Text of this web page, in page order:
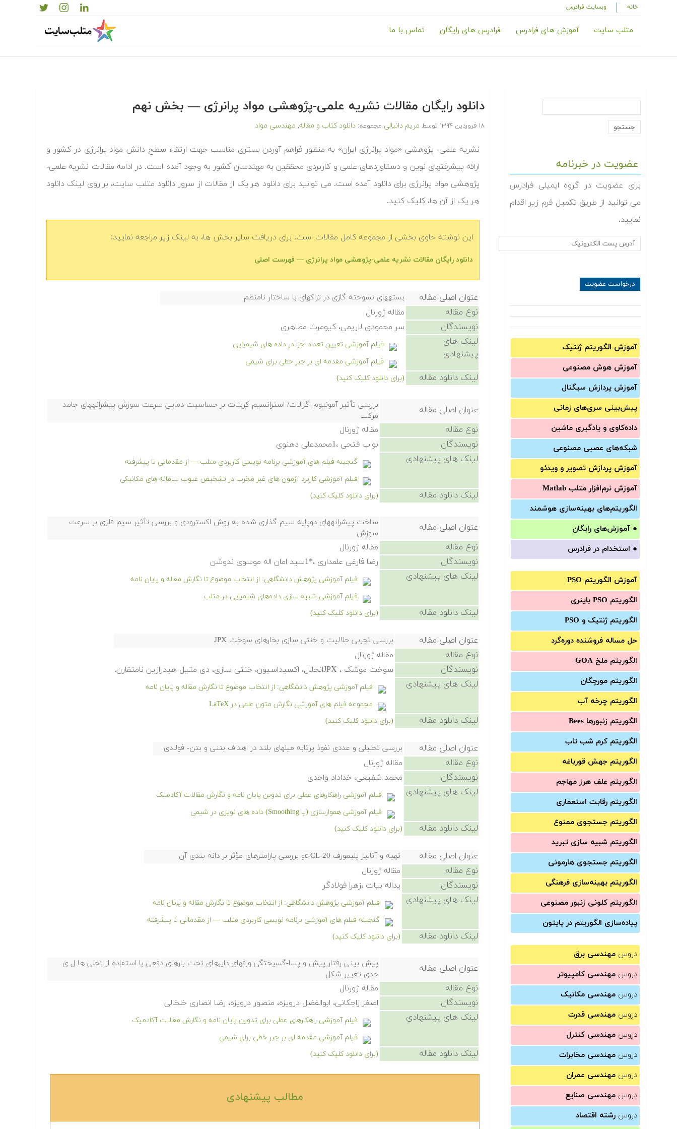
خانه وبسایت فرادرس
متلب سایت آموزش های فرادرس فرادرس های رایگان تماس با ما
عضویت در خبرنامه
برای عضویت در گروه ایمیلی فرادرس
می توانید از طریق تکمیل فرم زیر اقدام
نمایید.
آموزش الگوریتم ژنتیک
آموزش‌ هوش مصنوعی
آموزش‌ پردازش سیگنال
پیش‌‌بینی سری‌‌های زمانی
داده‌کاوی و یادگیری ماشین
شبکه‌های عصبی مصنوعی
آموزش‌ پردازش تصویر و ویدئو
آموزش‌ نرم‌افزار متلب Matlab
الگوریتم‌های بهینه‌سازی هوشمند
● آموزش‌های رایگان
● استخدام در فرادرس
آموزش الگوریتم PSO
الگوریتم PSO باینری
الگوریتم ژنتیک و PSO
حل مساله فروشنده دوره‌گرد
الگوریتم ملخ GOA
الگوریتم مورچگان
الگوریتم چرخه آب
الگوریتم زنبورها Bees
الگوریتم کرم شب تاب
الگوریتم جهش قورباغه
الگوریتم علف هرز مهاجم
الگوریتم رقابت استعماری
الگوریتم جستجوی ممنوع
الگوریتم شبیه سازی تبرید
الگوریتم جستجوی هارمونی
الگوریتم بهینه‌سازی فرهنگی
الگوریتم کلونی زنبور مصنوعی
پیاده‌سازی الگوریتم در پایتون
دروس مهندسی برق
دروس مهندسی کامپیوتر
دروس مهندسی مکانیک
دروس مهندسی قدرت
دروس مهندسی کنترل
دروس مهندسی مخابرات
دروس مهندسی عمران
دروس مهندسی صنایع
دروس رشته اقتصاد
دانلود رایگان مقالات نشریه علمی-پژوهشی مواد پرانرژی — بخش نهم
۱۸ فروردین ۱۳۹۴ توسط مریم دانیالی مجموعه: دانلود کتاب و مقاله, مهندسی مواد
نشریه علمی- پژوهشی «مواد پرانرژی ایران» به منظور فراهم آوردن بستری مناسب جهت ارتقاء سطح دانش مواد پرانرژی در کشور و
ارائه پیشرفتهای نوین و دستاوردهای علمی و کاربردی محققین به مهندسان کشور به وجود آمده است. در ادامه مقالات نشریه علمی-
پژوهشی مواد پرانرژی برای دانلود آمده است. می توانید برای دانلود هر یک از مقالات از سرور دانلود متلب سایت، بر روی لینک دانلود
هر یک از آن ها، کلیک کنید.
این نوشته حاوی بخشی از مجموعه کامل مقالات است. برای دریافت سایر بخش ها، به لینک زیر مراجعه نمایید:
دانلود رایگان مقالات نشریه علمی-پژوهشی مواد پرانرژی — فهرست اصلی
عنوان اصلی مقاله بستههای نسوخته گازی در تراکهای با ساختار نامنظم
نوع مقاله مقاله ژورنال
نویسندگان سر محمودی لاریمی، کیومرث مظاهری
لینک های
پیشنهادی
فیلم آموزشی تعیین تعداد اجزا در داده های شیمیایی
فیلم آموزشی مقدمه ای بر جبر خطی برای شیمی
لینک دانلود مقاله (برای دانلود کلیک کنید)
عنوان اصلی مقاله
بررسی تأثیر آمونیوم اگزالات/ استرانسیم کربنات بر حساسیت دمایی سرعت سوزش پیشرانههای جامد
مرکب
نوع مقاله مقاله ژورنال
نویسندگان نواب فتحی ،1محمدعلی دهنوی
لینک های پیشنهادی
گنجینه فیلم های آموزشی برنامه نویسی کاربردی متلب — از مقدماتی تا پیشرفته
فیلم آموزشی کاربرد آزمون های غیر مخرب در تشخیص عیوب سامانه های مکانیکی
لینک دانلود مقاله (برای دانلود کلیک کنید)
عنوان اصلی مقاله
ساخت پیشرانههای دوپایه سیم گذاری شده به روش اکسترودی و بررسی تأثیر سیم فلزی بر سرعت
سوزش
نوع مقاله مقاله ژورنال
نویسندگان رضا فارغی علمداری ،*1سید امان اله موسوی ندوشن
لینک های پیشنهادی
فیلم آموزشی پژوهش دانشگاهی: از انتخاب موضوع تا نگارش مقاله و پایان نامه
فیلم آموزشی شبیه سازی داده‌های شیمیایی در متلب
لینک دانلود مقاله (برای دانلود کلیک کنید)
عنوان اصلی مقاله بررسی تجربی حلالیت و خنثی سازی بخارهای سوخت JPX
نوع مقاله مقاله ژورنال
نویسندگان سوخت موشک ، JPXانحلال، اکسیداسیون، خنثی سازی، دی متیل هیدرازین نامتقارن.
لینک های پیشنهادی
فیلم آموزشی پژوهش دانشگاهی: از انتخاب موضوع تا نگارش مقاله و پایان نامه
مجموعه فیلم های آموزشی نگارش متون علمی در LaTeX
لینک دانلود مقاله (برای دانلود کلیک کنید)
عنوان اصلی مقاله بررسی تحلیلی و عددی نفوذ پرتابه میلهای بلند در اهداف بتنی و بتن- فولادی
نوع مقاله مقاله ژورنال
نویسندگان محمد شفیعی، خداداد واحدی
لینک های پیشنهادی
فیلم آموزشی راهکارهای عملی برای تدوین پایان نامه و نگارش مقالات آکادمیک
فیلم آموزشی هموارسازی (یا Smoothing) داده های نویزی در شیمی
لینک دانلود مقاله (برای دانلود کلیک کنید)
عنوان اصلی مقاله تهیه و آنالیز پلیمورف ε-CL-20و بررسی پارامترهای مؤثر بر دانه بندی آن
نوع مقاله مقاله ژورنال
نویسندگان یداله بیات ،زهرا فولادگر
لینک های پیشنهادی
فیلم آموزشی پژوهش دانشگاهی: از انتخاب موضوع تا نگارش مقاله و پایان نامه
گنجینه فیلم های آموزشی برنامه نویسی کاربردی متلب — از مقدماتی تا پیشرفته
لینک دانلود مقاله (برای دانلود کلیک کنید)
عنوان اصلی مقاله
پیش بینی رفتار پیش و پسا-گسیختگی ورقهای دایرهای تحت بارهای دفعی با استفاده از تحلی ها ل ی
حدی تغییر شکل
نوع مقاله مقاله ژورنال
نویسندگان اصغر زاجکانی، ابوالفضل درویزه، منصور درویزه، رضا انصاری خلخالی
لینک های پیشنهادی
فیلم آموزشی راهکارهای عملی برای تدوین پایان نامه و نگارش مقالات آکادمیک
فیلم آموزشی مقدمه ای بر جبر خطی برای شیمی
لینک دانلود مقاله (برای دانلود کلیک کنید)
مطالب پیشنهادی‎